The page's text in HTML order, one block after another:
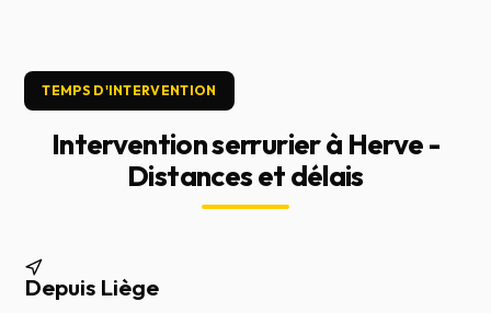
TEMPS D'INTERVENTION
Intervention serrurier à Herve -
Distances et délais
Depuis Liège